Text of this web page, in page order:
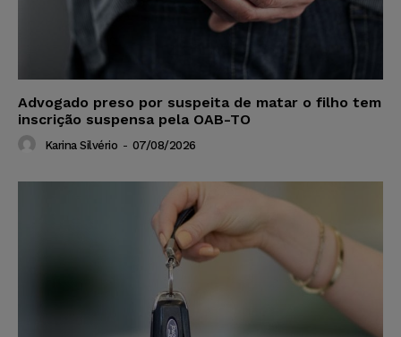
Advogado preso por suspeita de matar o filho tem
inscrição suspensa pela OAB-TO
Karina Silvério - 07/08/2026